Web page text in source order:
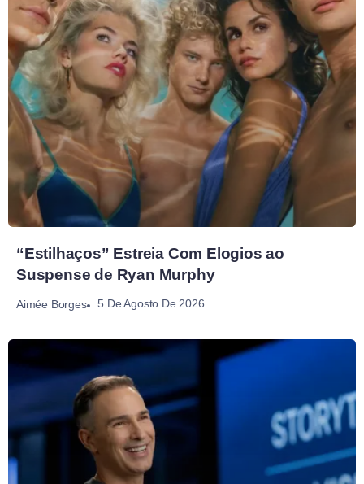
“Estilhaços” Estreia Com Elogios ao
Suspense de Ryan Murphy
Aimée Borges 5 De Agosto De 2026